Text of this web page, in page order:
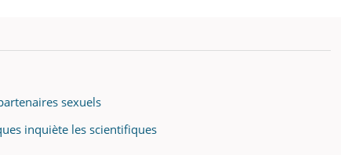
sexuels
inquiète les scientifiques